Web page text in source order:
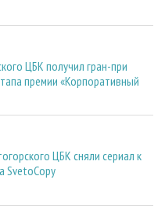
ЦБК получил гран-при
премии «Корпоративный
ЦБК сняли сериал к
SvetoCopy